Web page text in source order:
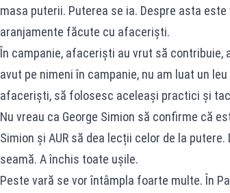
masa puterii. Puterea se ia. Despre asta
aranjamente făcute cu afaceriști.
În campanie, afaceriști au vrut să contribuie,
avut pe nimeni în campanie, nu am luat un
afaceriști, să folosesc aceleași practici și
Nu vreau ca George Simion să confirme că
Simion și AUR să dea lecții celor de la
seamă. A închis toate ușile.
Peste vară se vor întâmpla foarte multe. În